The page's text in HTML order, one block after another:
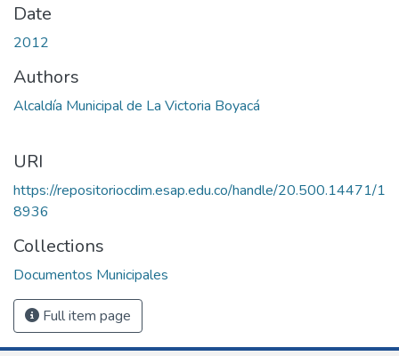
Date
2012
Authors
Alcaldía Municipal de La Victoria Boyacá
URI
https://repositoriocdim.esap.edu.co/handle/20.500.14471/1
8936
Collections
Documentos Municipales
Full item page